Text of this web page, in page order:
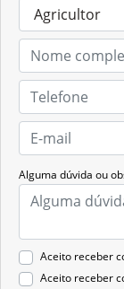
Alguma dúvida ou
Aceito receber
Aceito receber